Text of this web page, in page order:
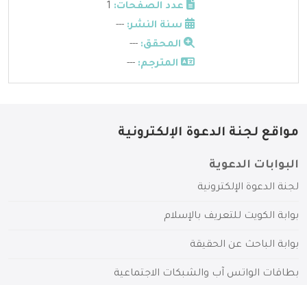
عدد الصفحات:
سنة النشر: ---
المحقق: ---
المترجم: ---
مواقع لجنة الدعوة الإلكترونية
البوابات الدعوية
لجنة الدعوة الإلكترونية
بوابة الكويت للتعريف بالإسلام
بوابة الباحث عن الحقيقة
بطاقات الواتس آب والشبكات الاجتماعية